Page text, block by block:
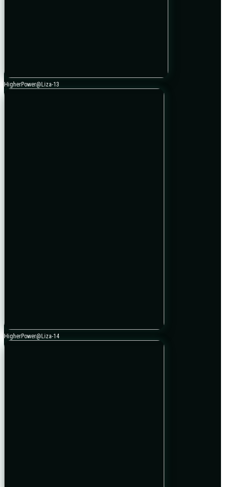
HigherPower@Liza-13
HigherPower@Liza-14